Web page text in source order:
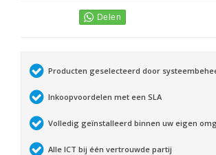
Producten geselecteerd door
Inkoopvoordelen met een SLA
Volledig geïnstalleerd binnen uw eigen
Alle ICT bij één vertrouwde partij